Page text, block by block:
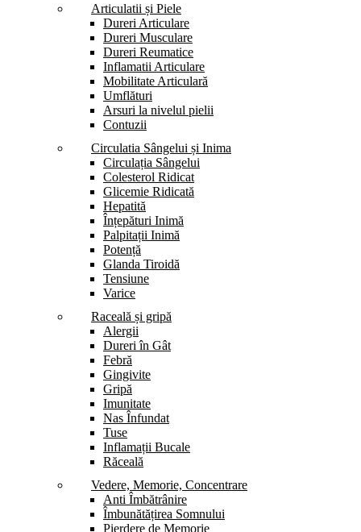
Articulatii și Piele
Dureri Articulare
Dureri Musculare
Dureri Reumatice
Inflamatii Articulare
Mobilitate Articulară
Umflături
Arsuri la nivelul pielii
Contuzii
Circulatia Sângelui și Inima
Circulația Sângelui
Colesterol Ridicat
Glicemie Ridicată
Hepatită
Înțepături Inimă
Palpitații Inimă
Potență
Glanda Tiroidă
Tensiune
Varice
Raceală și gripă
Alergii
Dureri în Gât
Febră
Gingivite
Gripă
Imunitate
Nas Înfundat
Tuse
Inflamații Bucale
Răceală
Vedere, Memorie, Concentrare
Anti Îmbătrânire
Îmbunătățirea Somnului
Pierdere de Memorie